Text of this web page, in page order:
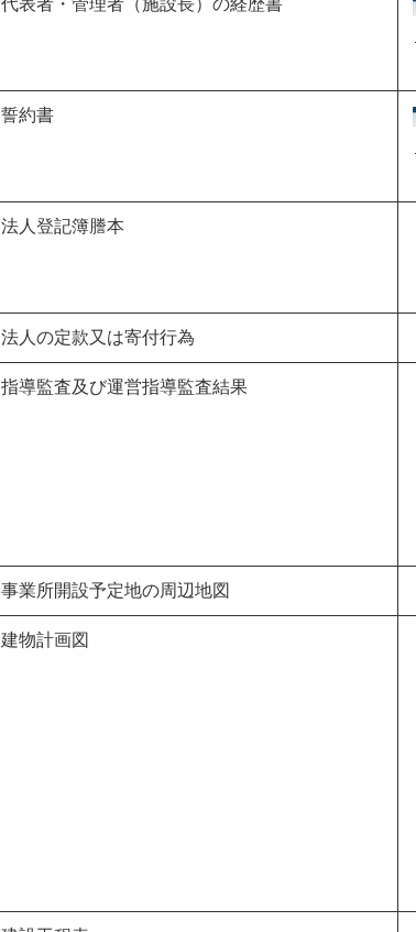
代表者・管理者（施設長）の経歴書
誓約書
法人登記簿謄本
法人の定款又は寄付行為
指導監査及び運営指導監査結果
事業所開設予定地の周辺地図
建物計画図